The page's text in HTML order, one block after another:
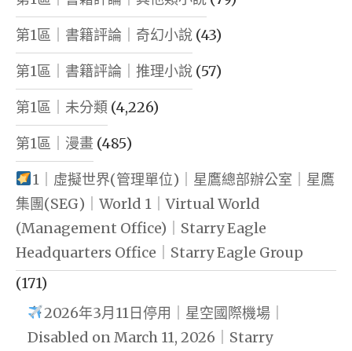
第1區｜書籍評論｜奇幻小說 (43)
第1區｜書籍評論｜推理小說 (57)
第1區｜未分類 (4,226)
第1區｜漫畫 (485)
1｜虛擬世界(管理單位)｜星鷹總部辦公室｜星鷹
集團(SEG)｜World 1｜Virtual World
(Management Office)｜Starry Eagle
Headquarters Office｜Starry Eagle Group
(171)
2026年3月11日停用｜星空國際機場｜
Disabled on March 11, 2026｜Starry